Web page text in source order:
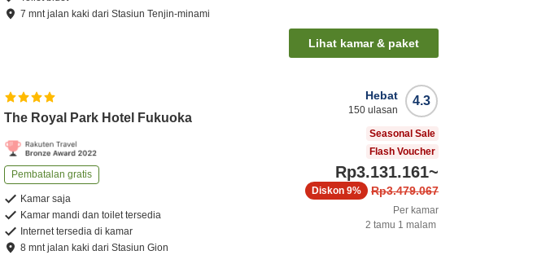
7 mntjalan kaki dariStasiun Tenjin-minami
Lihat kamar & paket
The Royal Park Hotel Fukuoka
Pembatalan gratis
Kamar saja
Kamar mandi dan toilet tersedia
Internet tersedia di kamar
8 mntjalan kaki dariStasiun Gion
4.3
Hebat
150 ulasan
Seasonal Sale
Flash Voucher
Rp3.131.161~
Rp3.479.067
Diskon 9%
Per kamar
2 tamu 1 malam